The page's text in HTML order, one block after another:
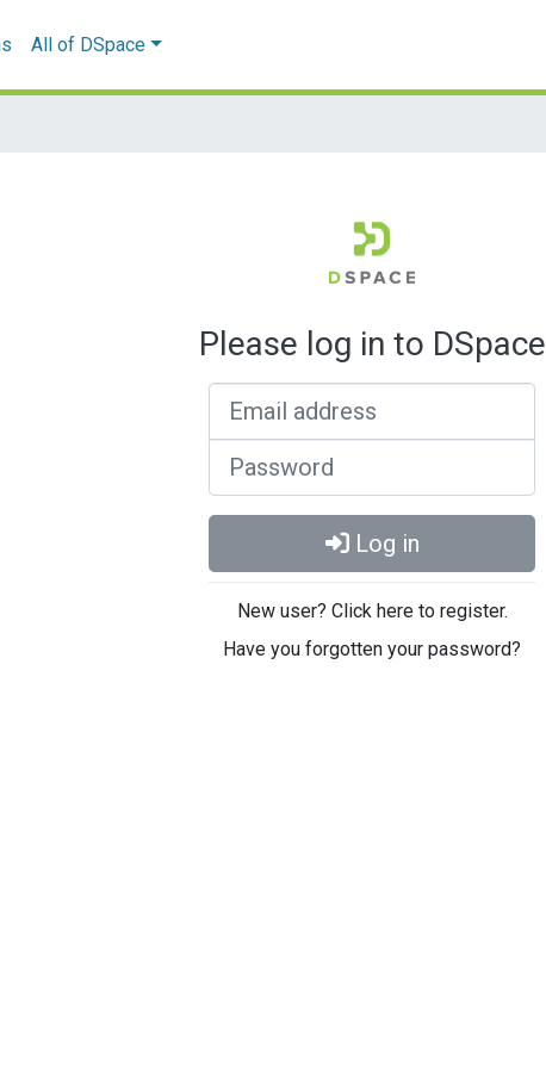
All of DSpace
Please log in to DSpace
Log in
New user? Click here to register.
Have you forgotten your password?